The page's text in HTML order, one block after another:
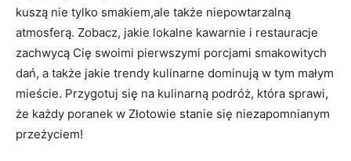
kuszą nie tylko smakiem,ale także niepowtarzalną
atmosferą. Zobacz, jakie lokalne kawarnie i restauracje
zachwycą Cię swoimi pierwszymi porcjami smakowitych
dań, a także jakie trendy kulinarne dominują w tym małym
mieście. Przygotuj się na kulinarną podróż, która sprawi,
że każdy poranek w Złotowie stanie się niezapomnianym
przeżyciem!